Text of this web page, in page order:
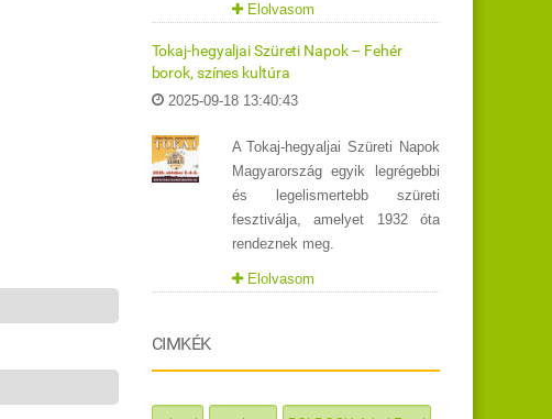
Elolvasom
Tokaj-hegyaljai Szüreti Napok – Fehér
borok, színes kultúra
2025-09-18 13:40:43
A Tokaj-hegyaljai Szüreti Napok
Magyarország egyik legrégebbi
és legelismertebb szüreti
fesztiválja, amelyet 1932 óta
rendeznek meg.
Elolvasom
CIMKÉK